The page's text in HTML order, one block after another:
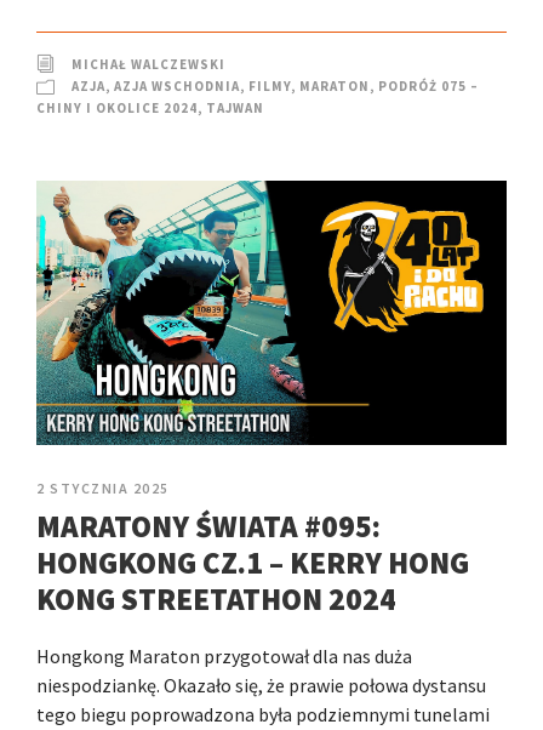
MICHAŁ WALCZEWSKI
AZJA, AZJA WSCHODNIA, FILMY, MARATON , PODRÓŻ 075 –
CHINY I OKOLICE 2024, TAJWAN
2 STYCZNIA 2025
MARATONY ŚWIATA #095:
HONGKONG CZ.1 – KERRY HONG
KONG STREETATHON 2024
Hongkong Maraton przygotował dla nas duża
niespodziankę. Okazało się, że prawie połowa dystansu
tego biegu poprowadzona była podziemnymi tunelami